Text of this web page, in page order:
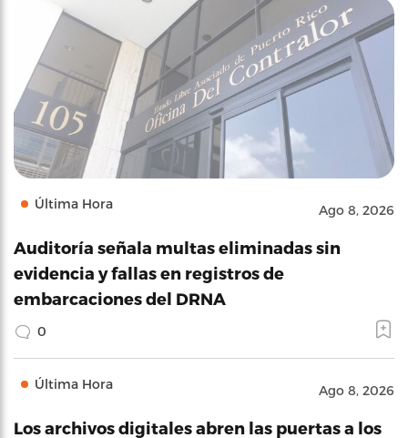
Última Hora Ago 8, 2026
Auditoría señala multas eliminadas sin
evidencia y fallas en registros de
embarcaciones del DRNA
0
Última Hora Ago 8, 2026
Los archivos digitales abren las puertas a los